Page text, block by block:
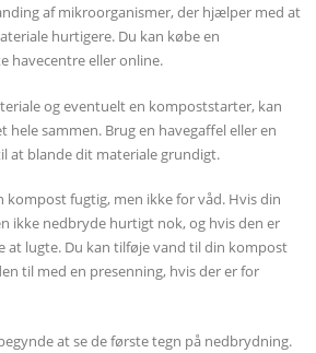
af mikroorganismer, der hjælper med at
hurtigere. Du kan købe en
havecentre eller online.
og eventuelt en kompoststarter, kan
hele sammen. Brug en havegaffel eller en
at blande dit materiale grundigt.
kompost fugtig, men ikke for våd. Hvis din
ikke nedbryde hurtigt nok, og hvis den er
at lugte. Du kan tilføje vand til din kompost
til med en presenning, hvis der er for
at se de første tegn på nedbrydning.